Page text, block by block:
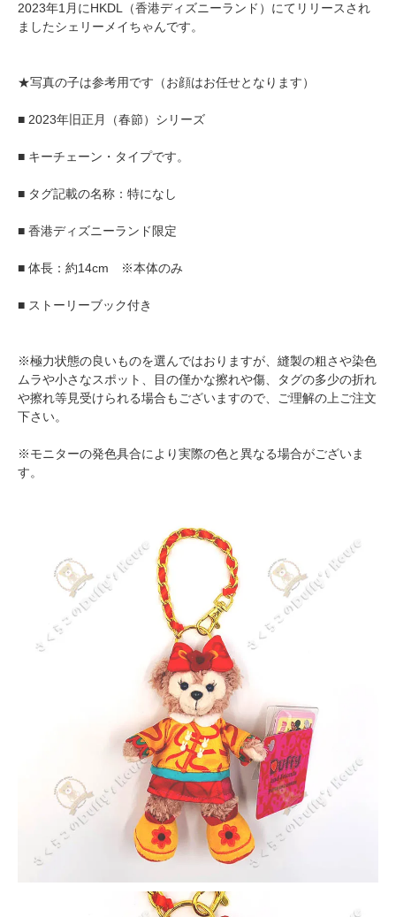
2023年1月にHKDL（香港ディズニーランド）にてリリースされ
ましたシェリーメイちゃんです。
★写真の子は参考用です（お顔はお任せとなります）
■ 2023年旧正月（春節）シリーズ
■ キーチェーン・タイプです。
■ タグ記載の名称：特になし
■ 香港ディズニーランド限定
■ 体長：約14cm ※本体のみ
■ ストーリーブック付き
※極力状態の良いものを選んではおりますが、縫製の粗さや染色
ムラや小さなスポット、目の僅かな擦れや傷、タグの多少の折れ
や擦れ等見受けられる場合もございますので、ご理解の上ご注文
下さい。
※モニターの発色具合により実際の色と異なる場合がございま
す。